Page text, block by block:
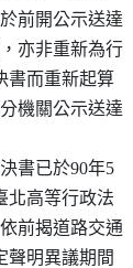
前開公示送達
亦非重新為行
書而重新起算
機關公示送達
書已於90年5
北高等行政法
前揭道路交通
聲明異議期間